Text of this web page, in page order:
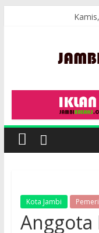
Kota Jambi
Anggota